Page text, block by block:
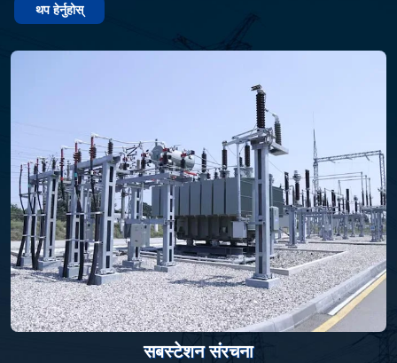
थप हेर्नुहोस्
एकल हात ट्राफिक पोल